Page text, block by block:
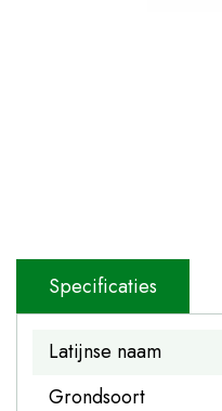
Specificaties
Latijnse naam
Grondsoort